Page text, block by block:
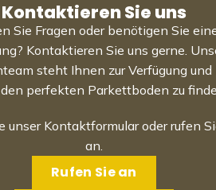
Kontaktieren Sie uns
Sie Fragen oder benötigen Sie
Kontaktieren Sie uns gerne.
steht Ihnen zur Verfügung
perfekten Parkettboden zu
unser Kontaktformular oder rufen
an.
Rufen Sie an